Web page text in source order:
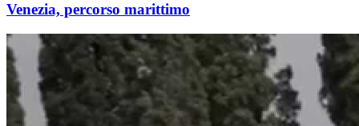
Venezia, percorso marittimo